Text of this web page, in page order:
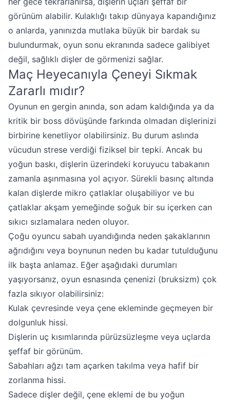
görünüm alabilir. Kulaklığı takıp dünyaya kapandığınız
o anlarda, yanınızda mutlaka büyük bir bardak su
bulundurmak, oyun sonu ekranında sadece galibiyet
değil, sağlıklı dişler de görmenizi sağlar.
Maç Heyecanıyla Çeneyi Sıkmak
Zararlı mıdır?
Oyunun en gergin anında, son adam kaldığında ya da
kritik bir boss dövüşünde farkında olmadan dişlerinizi
birbirine kenetliyor olabilirsiniz. Bu durum aslında
vücudun strese verdiği fiziksel bir tepki. Ancak bu
yoğun baskı, dişlerin üzerindeki koruyucu tabakanın
zamanla aşınmasına yol açıyor. Sürekli basınç altında
kalan dişlerde mikro çatlaklar oluşabiliyor ve bu
çatlaklar akşam yemeğinde soğuk bir su içerken can
sıkıcı sızlamalara neden oluyor.
Çoğu oyuncu sabah uyandığında neden şakaklarının
ağrıdığını veya boynunun neden bu kadar tutulduğunu
ilk başta anlamaz. Eğer aşağıdaki durumları
yaşıyorsanız, oyun esnasında çenenizi (bruksizm) çok
fazla sıkıyor olabilirsiniz:
Kulak çevresinde veya çene ekleminde geçmeyen bir
dolgunluk hissi.
Dişlerin uç kısımlarında pürüzsüzleşme veya uçlarda
şeffaf bir görünüm.
Sabahları ağzı tam açarken takılma veya hafif bir
zorlanma hissi.
Sadece dişler değil, çene eklemi de bu yoğun